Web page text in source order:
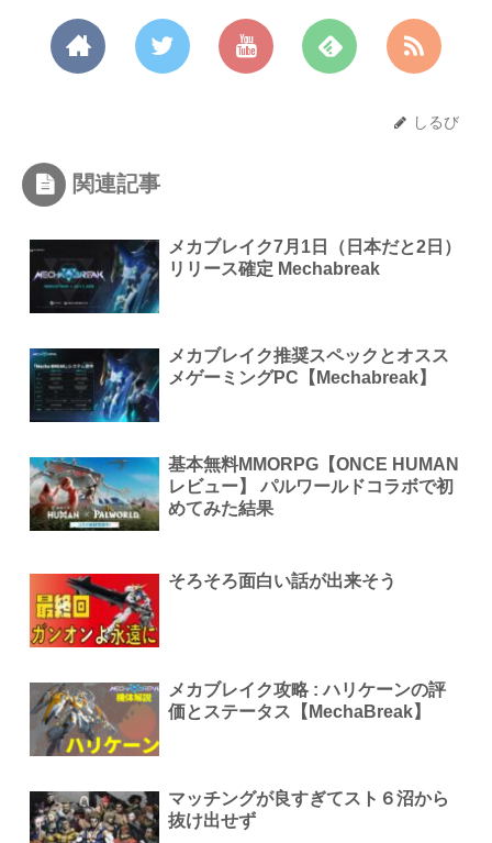
しるび
関連記事
メカブレイク7月1日（日本だと2日）
リリース確定 Mechabreak
メカブレイク推奨スペックとオスス
メゲーミングPC【Mechabreak】
基本無料MMORPG【ONCE HUMAN
レビュー】 パルワールドコラボで初
めてみた結果
そろそろ面白い話が出来そう
メカブレイク攻略 : ハリケーンの評
価とステータス【MechaBreak】
マッチングが良すぎてスト６沼から
抜け出せず